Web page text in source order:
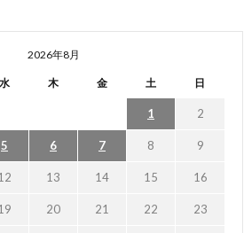
2026年8月
水 木 金 土 日
1 2
5 6 7 8 9
13 14 15 16
20 21 22 23